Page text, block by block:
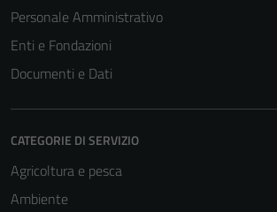
Personale Amministrativo
Enti e Fondazioni
Documenti e Dati
CATEGORIE DI SERVIZIO
Agricoltura e pesca
Ambiente